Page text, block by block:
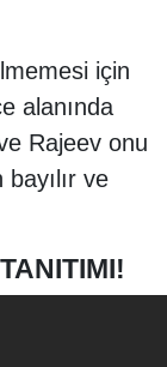
için
alanında
Rajeev onu
ve